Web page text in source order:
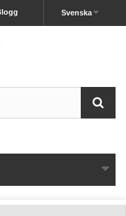
Svenska